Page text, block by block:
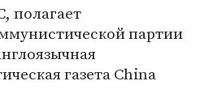
полагает
партии
газета China